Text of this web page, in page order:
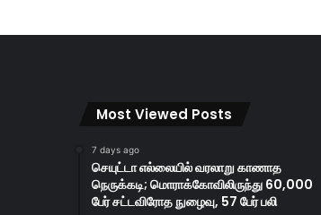
Most Viewed Posts
7 days ago
செயுட்டா எல்லையில் வரலாறு காணாத
நெருக்கடி; மொராக்கோவிலிருந்து 60,000
பேர் சட்டவிரோத நுழைவு, 57 பேர் பலி